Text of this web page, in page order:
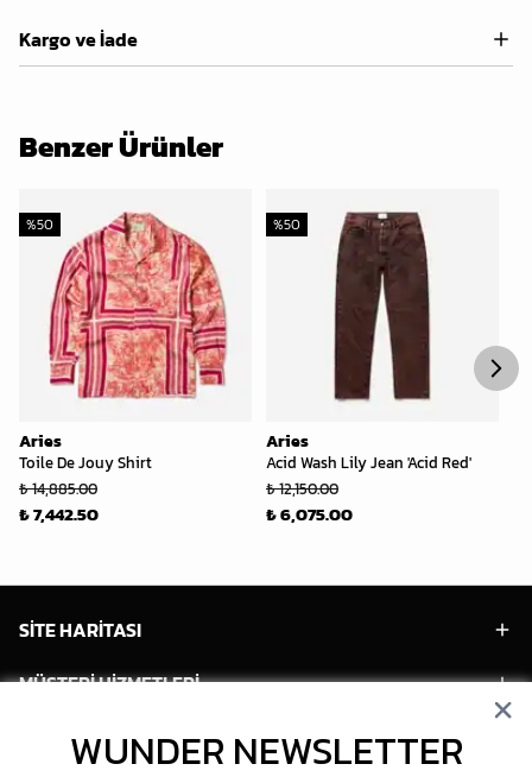
Kargo ve İade
Benzer Ürünler
Aries
Toile De Jouy Shirt
%50
₺ 14,885.00
₺ 7,442.50
Aries
Acid Wash Lily Jean 'Acid Red'
%50
₺ 12,150.00
₺ 6,075.00
SİTE HARİTASI
MÜŞTERİ HİZMETLERİ
HESABIMWUNDER NEWSLETTER